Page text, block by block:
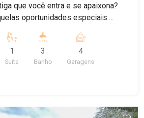
que você entra e se apaixona?
oportunidades especiais.
construtivo da época, a
pelos ambientes amplos, pelo
e pelo belíssimo quintal. Na
em madeira, área de luz,
1
Suite
3
Banho
4
Garagens